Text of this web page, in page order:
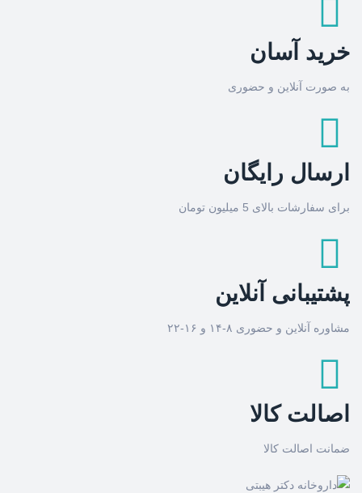
خرید آسان
به صورت آنلاین و حضوری
ارسال رایگان
برای سفارشات بالای 5 میلیون تومان
پشتیبانی آنلاین
مشاوره آنلاین و حضوری ۸-۱۴ و ۱۶-۲۲
اصالت کالا
ضمانت اصالت کالا